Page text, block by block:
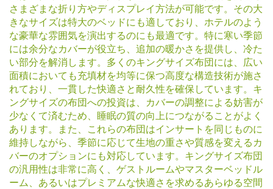
さまざまな折り方やディスプレイ方法が可能です。その大
きなサイズは特大のベッドにも適しており、ホテルのよう
な豪華な雰囲気を演出するのにも最適です。特に寒い季節
には余分なカバーが役立ち、追加の暖かさを提供し、冷た
い部分を解消します。多くのキングサイズ布団には、広い
面積においても充填材を均等に保つ高度な構造技術が施さ
れており、一貫した快適さと耐久性を確保しています。キ
ングサイズの布団への投資は、カバーの調整による妨害が
少なくて済むため、睡眠の質の向上につながることがよく
あります。また、これらの布団はインサートを同じものに
維持しながら、季節に応じて生地の重さや質感を変えるカ
バーのオプションにも対応しています。キングサイズ布団
の汎用性は非常に高く、ゲストルームやマスターベッドル
ーム、あるいはプレミアムな快適さを求めるあらゆる空間